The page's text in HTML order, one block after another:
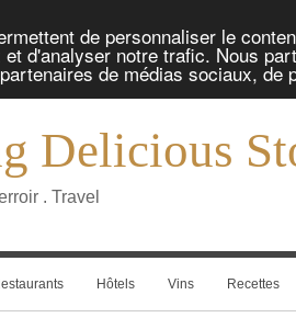
de personnaliser le
d'analyser notre trafic. Nous
de médias sociaux, de
Delicious
. Travel
Hôtels Vins Recettes